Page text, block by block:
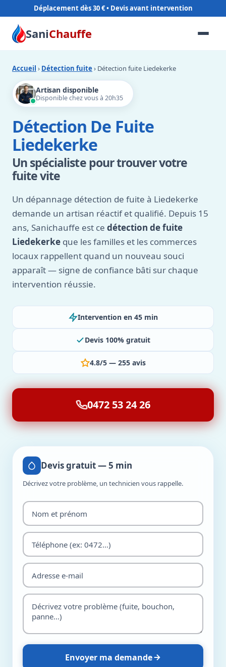
Déplacement dès 30 €
SaniChauffe
Accueil › Détection fuite › Détection fuite Liedekerke
Artisan disponible
Disponible chez vous à 20h35
Détection De Fuite
Liedekerke
Un spécialiste pour trouver votre
fuite vite
Un dépannage détection de fuite à Liedekerke
demande un artisan réactif et qualifié. Depuis 15
ans, Sanichauffe est ce détection de fuite
Liedekerke que les familles et les commerces
locaux rappellent quand un nouveau souci
apparaît — signe de confiance bâti sur chaque
intervention réussie.
Intervention en 45 min
Devis 100% gratuit
4.8/5 — 255 avis
0472 53 24 26
Devis gratuit — 5 min
Décrivez votre problème, un technicien vous rappelle.
Envoyer ma demande